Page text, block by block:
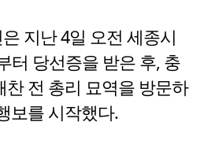
지난 4일 오전 세종시
터 당선증을 받은 후, 충
찬 전 총리 묘역을 방문하
보를 시작했다.